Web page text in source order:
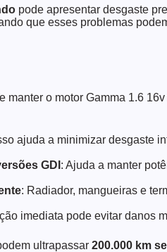
pode apresentar desgaste
que esses problemas
o motor Gamma 1.6
ajuda a minimizar desgaste
GDI : Ajuda a manter
: Radiador, mangueiras e
imediata pode evitar danos
ultrapassar 200.000 km